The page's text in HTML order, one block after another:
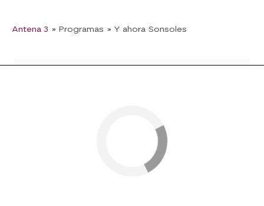
Antena 3 » Programas » Y ahora Sonsoles